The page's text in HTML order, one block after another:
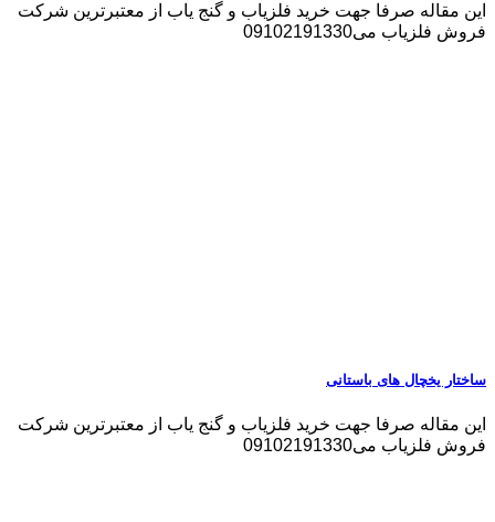
این مقاله صرفا جهت خرید فلزیاب و گنج یاب از معتبرترین شرکت
فروش فلزیاب می09102191330
ساختار یخچال های باستانی
این مقاله صرفا جهت خرید فلزیاب و گنج یاب از معتبرترین شرکت
فروش فلزیاب می09102191330